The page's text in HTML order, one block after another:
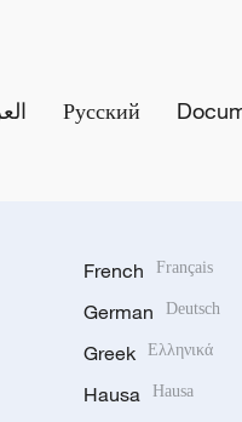
Русский
French Français
German Deutsch
Greek Ελληνικά
Hausa Hausa